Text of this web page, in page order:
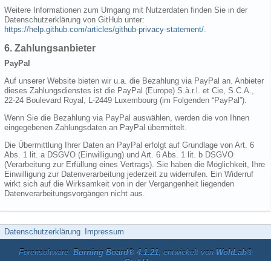
Weitere Informationen zum Umgang mit Nutzerdaten finden Sie in der
Datenschutzerklärung von GitHub unter:
https://help.github.com/articles/github-privacy-statement/
6. Zahlungsanbieter
PayPal
Auf unserer Website bieten wir u.a. die Bezahlung via PayPal an. Anbieter
dieses Zahlungsdienstes ist die PayPal (Europe) S.à.r.l. et Cie, S.C.A.,
22-24 Boulevard Royal, L-2449 Luxembourg (im Folgenden “PayPal”).
Wenn Sie die Bezahlung via PayPal auswählen, werden die von Ihnen
eingegebenen Zahlungsdaten an PayPal übermittelt.
Die Übermittlung Ihrer Daten an PayPal erfolgt auf Grundlage von Art. 6
Abs. 1 lit. a DSGVO (Einwilligung) und Art. 6 Abs. 1 lit. b DSGVO
(Verarbeitung zur Erfüllung eines Vertrags). Sie haben die Möglichkeit, Ihre
Einwilligung zur Datenverarbeitung jederzeit zu widerrufen. Ein Widerruf
wirkt sich auf die Wirksamkeit von in der Vergangenheit liegenden
Datenverarbeitungsvorgängen nicht aus.
Datenschutzerklärung Impressum
Forensoftware: Burning Board® 4.1.21, entwickelt von WoltLab®